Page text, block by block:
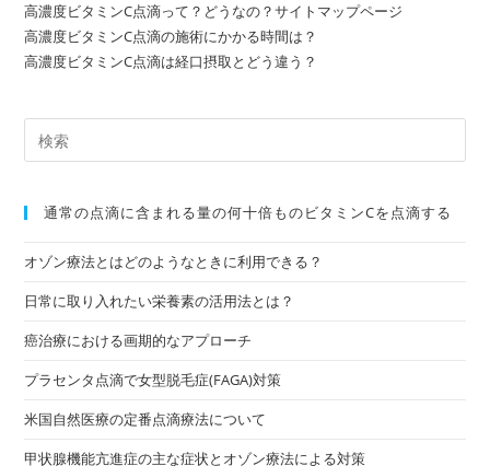
高濃度ビタミンC点滴って？どうなの？サイトマップページ
高濃度ビタミンC点滴の施術にかかる時間は？
高濃度ビタミンC点滴は経口摂取とどう違う？
通常の点滴に含まれる量の何⼗倍ものビタミンCを点滴する
オゾン療法とはどのようなときに利用できる？
日常に取り入れたい栄養素の活用法とは？
癌治療における画期的なアプローチ
プラセンタ点滴で女型脱毛症(FAGA)対策
米国自然医療の定番点滴療法について
甲状腺機能亢進症の主な症状とオゾン療法による対策